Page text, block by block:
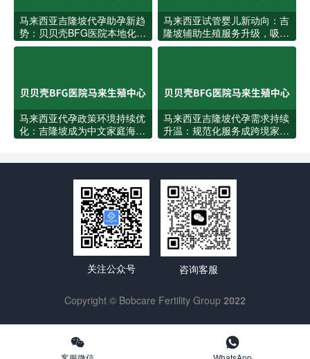
马来西亚吉隆坡代孕助孕新趋
势：贝贝壳BFG医院本地化服
务全面升级
马来西亚试管婴儿新动向：吉
隆坡辅助生殖服务升级，吸引
更多华人家庭赴马助孕
马来西亚代孕政策环境持续优
化：吉隆坡成为中文家庭海外
马来西亚吉隆坡代孕需求持续
升温：规范化服务成跨境家庭
 
关注公众号 咨询客服
Copyright © Bobcare Fertility Group 2022